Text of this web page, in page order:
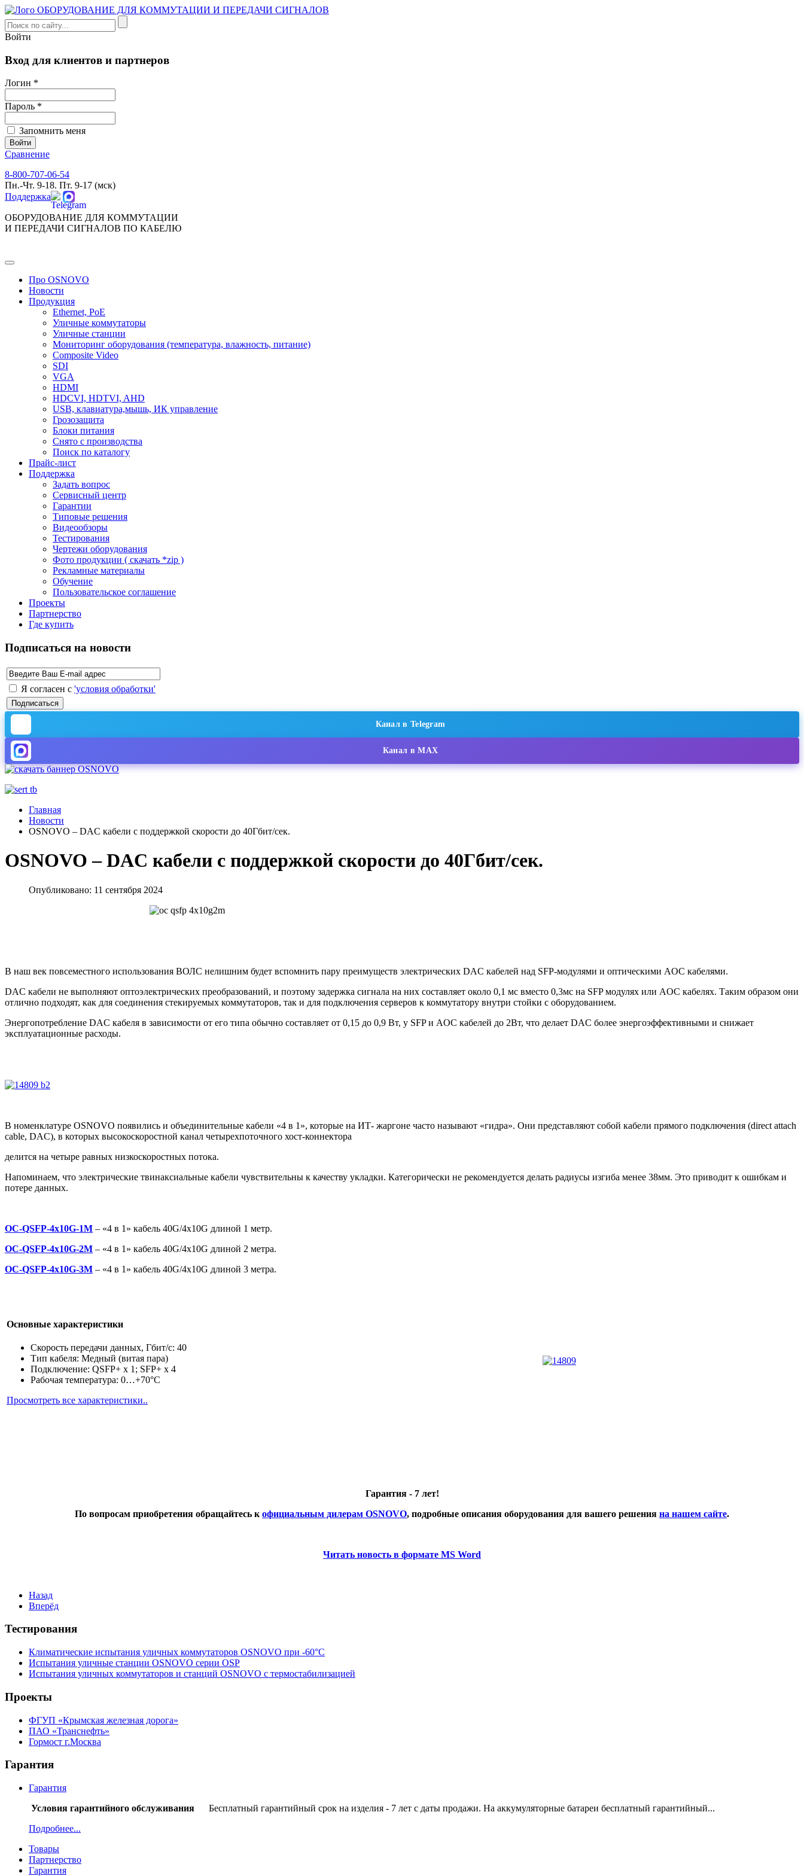
Войти
Вход для клиентов и партнеров
Логин *
Пароль *
Запомнить меня
Сравнение
8-800-707-06-54
Пн.-Чт. 9-18. Пт. 9-17 (мск)
Поддержка
ОБОРУДОВАНИЕ ДЛЯ КОММУТАЦИИ
И ПЕРЕДАЧИ СИГНАЛОВ ПО КАБЕЛЮ
Про OSNOVO
Новости
Продукция
Ethernet, PoE
Уличные коммутаторы
Уличные станции
Мониторинг оборудования (температура, влажность, питание)
Composite Video
SDI
VGA
HDMI
HDCVI, HDTVI, AHD
USB, клавиатура,мышь, ИК управление
Грозозащита
Блоки питания
Снято с производства
Поиск по каталогу
Прайс-лист
Поддержка
Задать вопрос
Сервисный центр
Гарантии
Типовые решения
Видеообзоры
Тестирования
Чертежи оборудования
Фото продукции ( скачать *zip )
Рекламные материалы
Обучение
Пользовательское соглашение
Проекты
Партнерство
Где купить
Подписаться на новости
Я согласен с 'условия обработки'
Канал в Telegram
Канал в MAX
Главная
Новости
OSNOVO – DAC кабели с поддержкой скорости до 40Гбит/сек.
OSNOVO – DAC кабели с поддержкой скорости до 40Гбит/сек.
Опубликовано: 11 сентября 2024
В наш век повсеместного использования ВОЛС нелишним будет вспомнить пару преимуществ электрических DAC кабелей над SFP-модулями и оптическими AOC кабелями.
DAC кабели не выполняют оптоэлектрических преобразований, и поэтому задержка сигнала на них составляет около 0,1 мс вместо 0,3мс на SFP модулях или AOC кабелях. Таким образом они
отлично подходят, как для соединения стекируемых коммутаторов, так и для подключения серверов к коммутатору внутри стойки с оборудованием.
Энергопотребление DAC кабеля в зависимости от его типа обычно составляет от 0,15 до 0,9 Вт, у SFP и AOC кабелей до 2Вт, что делает DAC более энергоэффективными и снижает
эксплуатационные расходы.
В номенклатуре OSNOVO появились и объединительные кабели «4 в 1», которые на ИТ- жаргоне часто называют «гидра». Они представляют собой кабели прямого подключения (direct attach
cable, DAC), в которых высокоскоростной канал четырехпоточного хост-коннектора
делится на четыре равных низкоскоростных потока.
Напоминаем, что электрические твинаксиальные кабели чувствительны к качеству укладки. Категорически не рекомендуется делать радиусы изгиба менее 38мм. Это приводит к ошибкам и
потере данных.
OC-QSFP-4x10G-1M – «4 в 1» кабель 40G/4x10G длиной 1 метр.
OC-QSFP-4x10G-2M – «4 в 1» кабель 40G/4x10G длиной 2 метра.
OC-QSFP-4x10G-3M – «4 в 1» кабель 40G/4x10G длиной 3 метра.
Основные характеристики
Скорость передачи данных, Гбит/с: 40
Тип кабеля: Медный (витая пара)
Подключение: QSFP+ x 1; SFP+ x 4
Рабочая температура: 0…+70°C
Просмотреть все характеристики..
Гарантия - 7 лет!
По вопросам приобретения обращайтесь к официальным дилерам OSNOVO, подробные описания оборудования для вашего решения на нашем сайте.
Читать новость в формате MS Word
Назад
Вперёд
Тестирования
Климатические испытания уличных коммутаторов OSNOVO при -60°C
Испытания уличные станции OSNOVO серии OSP
Испытания уличных коммутаторов и станций OSNOVO с термостабилизацией
Проекты
ФГУП «Крымская железная дорога»
ПАО «Транснефть»
Гормост г.Москва
Гарантия
Гарантия
Условия гарантийного обслуживания Бесплатный гарантийный срок на изделия - 7 лет с даты продажи. На аккумуляторные батареи бесплатный гарантийный...
Подробнее...
Товары
Партнерство
Гарантия